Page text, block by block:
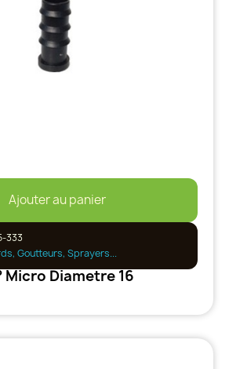
Ajouter au panier
333
Goutteurs, Sprayers...
Micro Diametre 16